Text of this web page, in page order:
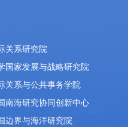
关系研究院
国家发展与战略研究院
关系与公共事务学院
南海研究协同创新中心
边界与海洋研究院